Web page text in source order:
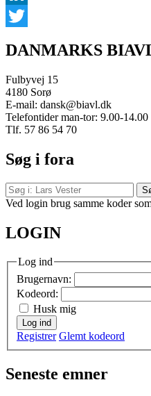
LinkedIn
DANMARKS
Fulbyvej 15
4180 Sorø
E-mail: dansk@biavl.dk
Telefontider man-tor: 9.00-14.00
Tlf. 57 86 54 70
Søg i fora
Søg
efter:
Ved login brug samme koder
LOGIN
Log ind
Brugernavn:
Kodeord:
Husk mig
Log ind
Registrer Glemt kodeord
Seneste emner